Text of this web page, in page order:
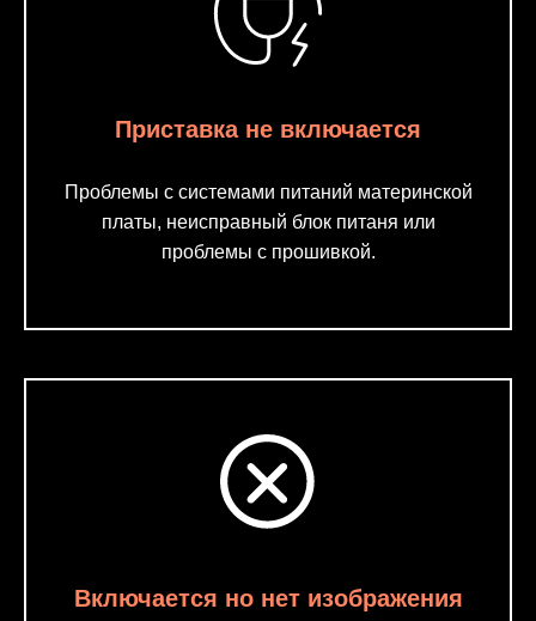
Приставка не включается
Проблемы с системами питаний материнской
платы, неисправный блок питаня или
проблемы с прошивкой.
Включается но нет изображения